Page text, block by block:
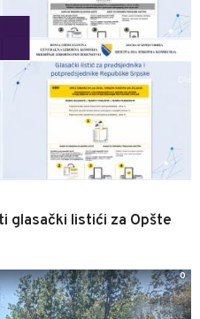
glasački listići za Opšte
0